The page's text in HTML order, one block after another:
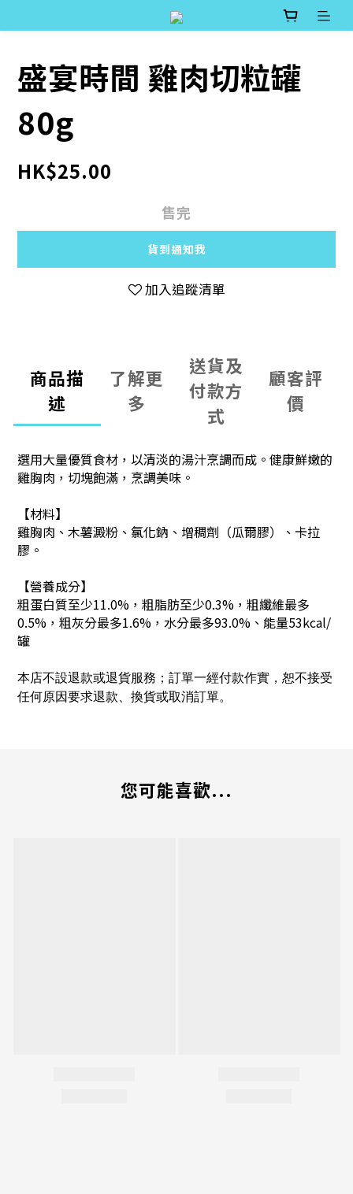
盛宴時間 雞肉切粒罐
80g
HK$25.00
售完
貨到通知我
加入追蹤清單
商品描
述
了解更
多
送貨及
付款方
式
顧客評
價
選用大量優質食材，以清淡的湯汁烹調而成。 健康鮮嫩的
雞胸肉，切塊飽滿，烹調美味。
【材料】
雞胸肉、木薯澱粉、氯化鈉、增稠劑（瓜爾膠）、卡拉
膠。
【營養成分】
粗蛋白質至少11.0%，粗脂肪至少0.3%，粗纖維最多
0.5%，粗灰分最多1.6%，水分最多93.0%、能量53kcal/
罐
本店不設退款或退貨服務；訂單一經付款作實，恕不接受
任何原因要求退款、換貨或取消訂單。
您可能喜歡...